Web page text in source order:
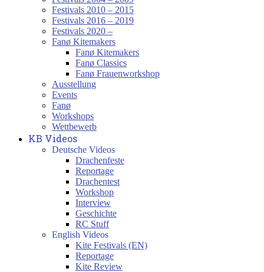
Festivals 2010 – 2015
Festivals 2016 – 2019
Festivals 2020 –
Fanø Kitemakers
Fanø Kitemakers
Fanø Classics
Fanø Frauenworkshop
Ausstellung
Events
Fanø
Workshops
Wettbewerb
KB Videos
Deutsche Videos
Drachenfeste
Reportage
Drachentest
Workshop
Interview
Geschichte
RC Stuff
English Videos
Kite Festivals (EN)
Reportage
Kite Review